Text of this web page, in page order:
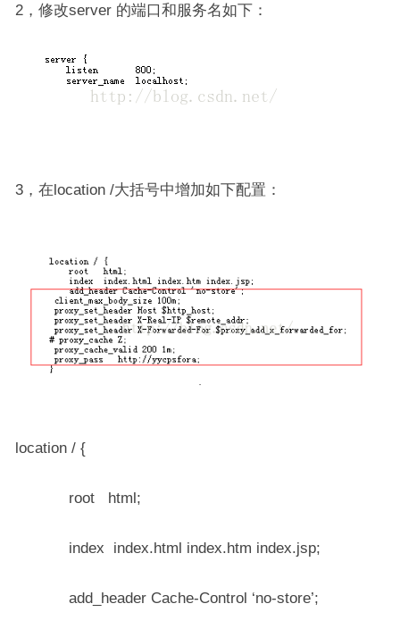
2，修改server 的端口和服务名如下：
3，在location /大括号中增加如下配置：
location / {
root html;
index index.html index.htm index.jsp;
add_header Cache-Control ‘no-store’;